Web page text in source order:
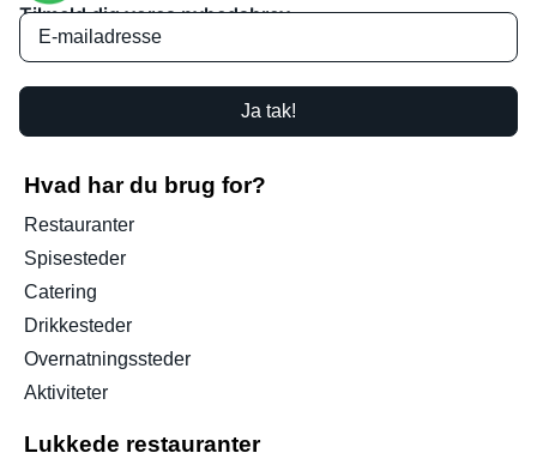
Tilmeld dig vores nyhedsbrev
Ja tak!
Hvad har du brug for?
Restauranter
Spisesteder
Catering
Drikkesteder
Overnatningssteder
Aktiviteter
Lukkede restauranter